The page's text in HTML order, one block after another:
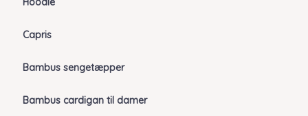
Capris
Bambus sengetæpper
Bambus cardigan til damer